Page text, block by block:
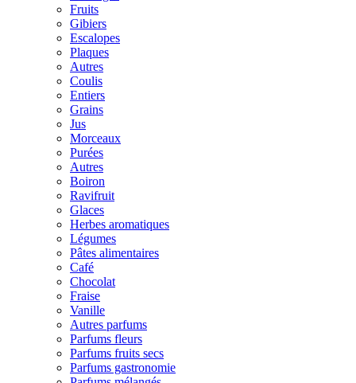
Fruits
Gibiers
Escalopes
Plaques
Autres
Coulis
Entiers
Grains
Jus
Morceaux
Purées
Autres
Boiron
Ravifruit
Glaces
Herbes aromatiques
Légumes
Pâtes alimentaires
Café
Chocolat
Fraise
Vanille
Autres parfums
Parfums fleurs
Parfums fruits secs
Parfums gastronomie